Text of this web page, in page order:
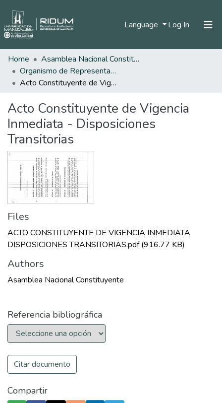
Language Log In (current)
Home
Asamblea Nacional Constituyente
Organismo de Representantes Constituyente
Acto Constituyente de Vigencia Inmediata - Disposiciones Transitorias
Acto Constituyente de Vigencia
Inmediata - Disposiciones
Transitorias
Files
ACTO CONSTITUYENTE DE VIGENCIA INMEDIATA
DISPOSICIONES TRANSITORIAS.pdf(916.77 KB)
Authors
Asamblea Nacional Constituyente
Referencia bibliográfica
Citar documento
Compartir